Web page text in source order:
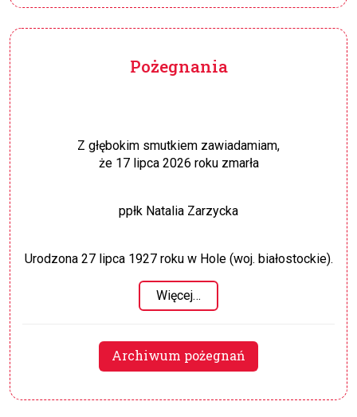
Pożegnania
Z głębokim smutkiem zawiadamiam,
że 17 lipca 2026 roku zmarła
ppłk Natalia Zarzycka
Urodzona 27 lipca 1927 roku w Hole (woj. białostockie).
Więcej…
Archiwum pożegnań